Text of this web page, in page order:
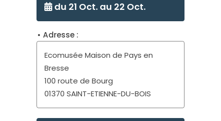
du 21 Oct. au 22 Oct.
Ecomusée Maison de Pays en
Bresse
100 route de Bourg
01370 SAINT-ETIENNE-DU-BOIS